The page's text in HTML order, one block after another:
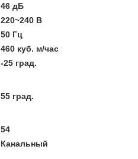
46 дБ
220~240 В
50 Гц
460 куб. м/час
-25 град.
55 град.
54
Канальный